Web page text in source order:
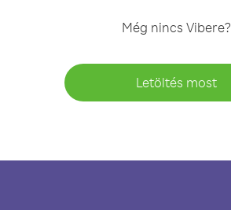
Még nincs Vibere?
Letöltés most